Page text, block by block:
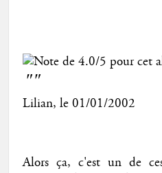
""
Lilian, le 01/01/2002
Alors ça, c'est un de